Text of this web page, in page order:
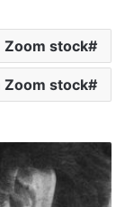
Zoom stock
Zoom stock חדשות
נ
ת